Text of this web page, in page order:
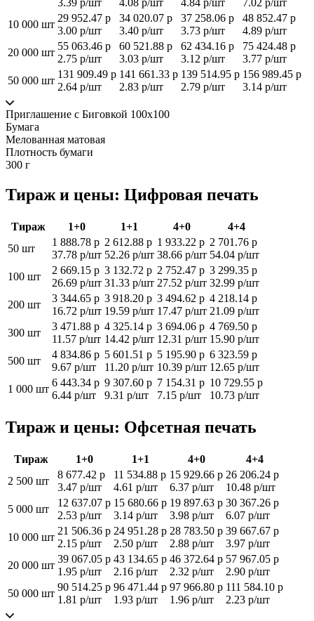
3.39 р/шт 4.08 р/шт 4.84 р/шт
7.02 р/шт
10 000 шт
29 952.47 р
3.00 р/шт
34 020.07 р
3.40 р/шт
37 258.06 р
3.73 р/шт
48 852.47 р
4.89 р/шт
20 000 шт
55 063.46 р
2.75 р/шт
60 521.88 р
3.03 р/шт
62 434.16 р
3.12 р/шт
75 424.48 р
3.77 р/шт
50 000 шт
131 909.49 р
2.64 р/шт
141 661.33 р
2.83 р/шт
139 514.95 р
2.79 р/шт
156 989.45 р
3.14 р/шт
Приглашение с Биговкой 100x100
Бумага
Мелованная матовая
Плотность бумаги
300 г
Тираж и цены: Цифровая печать
Тираж 1+0 1+1 4+0
4+4
50 шт
1 888.78 р
37.78 р/шт
2 612.88 р
52.26 р/шт
1 933.22 р
38.66 р/шт
2 701.76 р
54.04 р/шт
100 шт
2 669.15 р
26.69 р/шт
3 132.72 р
31.33 р/шт
2 752.47 р
27.52 р/шт
3 299.35 р
32.99 р/шт
200 шт
3 344.65 р
16.72 р/шт
3 918.20 р
19.59 р/шт
3 494.62 р
17.47 р/шт
4 218.14 р
21.09 р/шт
300 шт
3 471.88 р
11.57 р/шт
4 325.14 р
14.42 р/шт
3 694.06 р
12.31 р/шт
4 769.50 р
15.90 р/шт
500 шт
4 834.86 р
9.67 р/шт
5 601.51 р
11.20 р/шт
5 195.90 р
10.39 р/шт
6 323.59 р
12.65 р/шт
1 000 шт
6 443.34 р
6.44 р/шт
9 307.60 р
9.31 р/шт
7 154.31 р
7.15 р/шт
10 729.55 р
10.73 р/шт
Тираж и цены: Офсетная печать
Тираж 1+0 1+1 4+0
4+4
2 500 шт
8 677.42 р
3.47 р/шт
11 534.88 р
4.61 р/шт
15 929.66 р
6.37 р/шт
26 206.24 р
10.48 р/шт
5 000 шт
12 637.07 р
2.53 р/шт
15 680.66 р
3.14 р/шт
19 897.63 р
3.98 р/шт
30 367.26 р
6.07 р/шт
10 000 шт
21 506.36 р
2.15 р/шт
24 951.28 р
2.50 р/шт
28 783.50 р
2.88 р/шт
39 667.67 р
3.97 р/шт
20 000 шт
39 067.05 р
1.95 р/шт
43 134.65 р
2.16 р/шт
46 372.64 р
2.32 р/шт
57 967.05 р
2.90 р/шт
50 000 шт
90 514.25 р
1.81 р/шт
96 471.44 р
1.93 р/шт
97 966.80 р
1.96 р/шт
111 584.10 р
2.23 р/шт